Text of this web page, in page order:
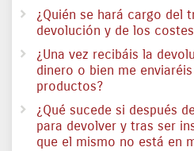
¿Quién se hará cargo del
devolución y de los
¿Una vez recibáis la
dinero o bien me
productos?
¿Qué sucede si después
para devolver y tras ser
que el mismo no está en